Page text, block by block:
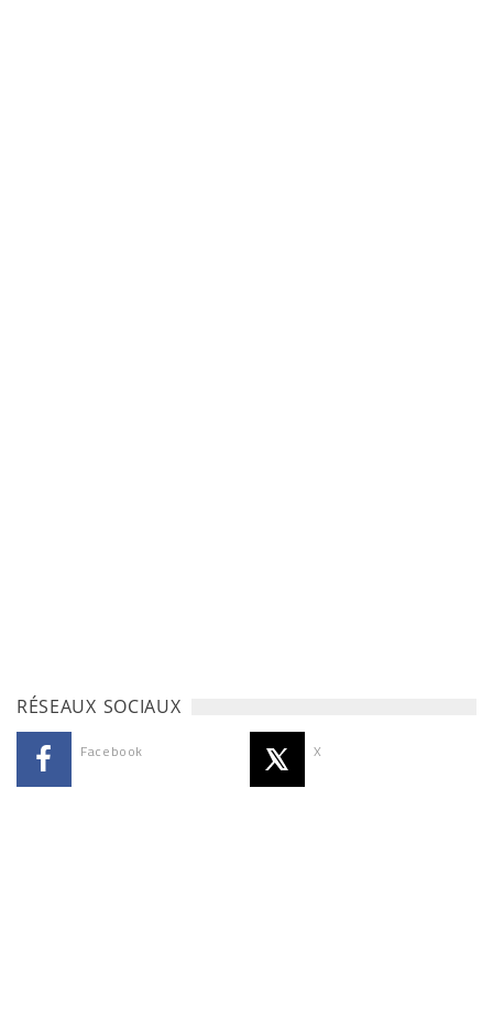
RÉSEAUX SOCIAUX
Facebook X